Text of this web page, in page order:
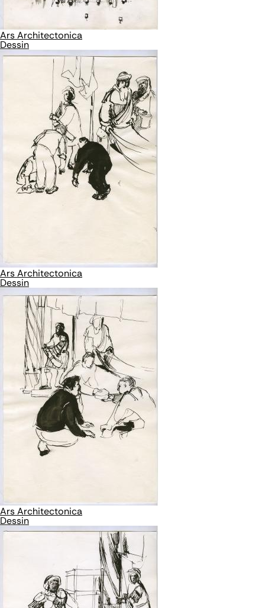
Ars Architectonica
Dessin
Ars Architectonica
Dessin
Ars Architectonica
Dessin